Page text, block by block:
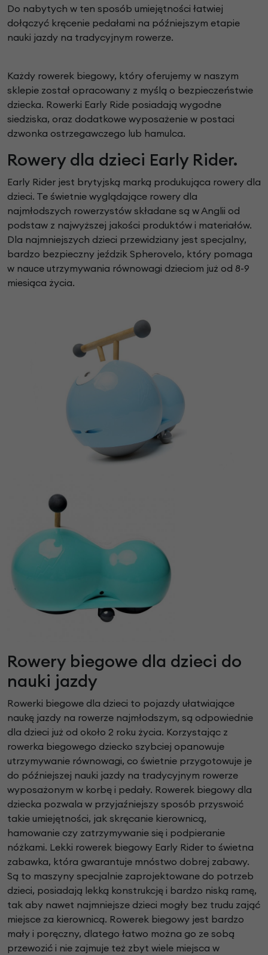
Do nabytych w ten sposób umiejętności łatwiej
dołączyć kręcenie pedałami na późniejszym etapie
nauki jazdy na tradycyjnym rowerze.
Każdy rowerek biegowy, który oferujemy w naszym
sklepie został opracowany z myślą o bezpieczeństwie
dziecka. Rowerki Early Ride posiadają wygodne
siedziska, oraz dodatkowe wyposażenie w postaci
dzwonka ostrzegawczego lub hamulca.
Rowery dla dzieci Early Rider.
Early Rider jest brytyjską marką produkująca rowery dla
dzieci. Te świetnie wyglądające rowery dla
najmłodszych rowerzystów składane są w Anglii od
podstaw z najwyższej jakości produktów i materiałów.
Dla najmniejszych dzieci przewidziany jest specjalny,
bardzo bezpieczny jeździk Spherovelo, który pomaga
w nauce utrzymywania równowagi dzieciom już od 8-9
miesiąca życia.
Rowery biegowe dla dzieci do
nauki jazdy
Rowerki biegowe dla dzieci to pojazdy ułatwiające
naukę jazdy na rowerze najmłodszym, są odpowiednie
dla dzieci już od około 2 roku życia. Korzystając z
rowerka biegowego dziecko szybciej opanowuje
utrzymywanie równowagi, co świetnie przygotowuje je
do późniejszej nauki jazdy na tradycyjnym rowerze
wyposażonym w korbę i pedały. Rowerek biegowy dla
dziecka pozwala w przyjaźniejszy sposób przyswoić
takie umiejętności, jak skręcanie kierownicą,
hamowanie czy zatrzymywanie się i podpieranie
nóżkami. Lekki rowerek biegowy Early Rider to świetna
zabawka, która gwarantuje mnóstwo dobrej zabawy.
Są to maszyny specjalnie zaprojektowane do potrzeb
dzieci, posiadają lekką konstrukcję i bardzo niską ramę,
tak aby nawet najmniejsze dzieci mogły bez trudu zająć
miejsce za kierownicą. Rowerek biegowy jest bardzo
mały i poręczny, dlatego łatwo można go ze sobą
przewozić i nie zajmuje też zbyt wiele miejsca w